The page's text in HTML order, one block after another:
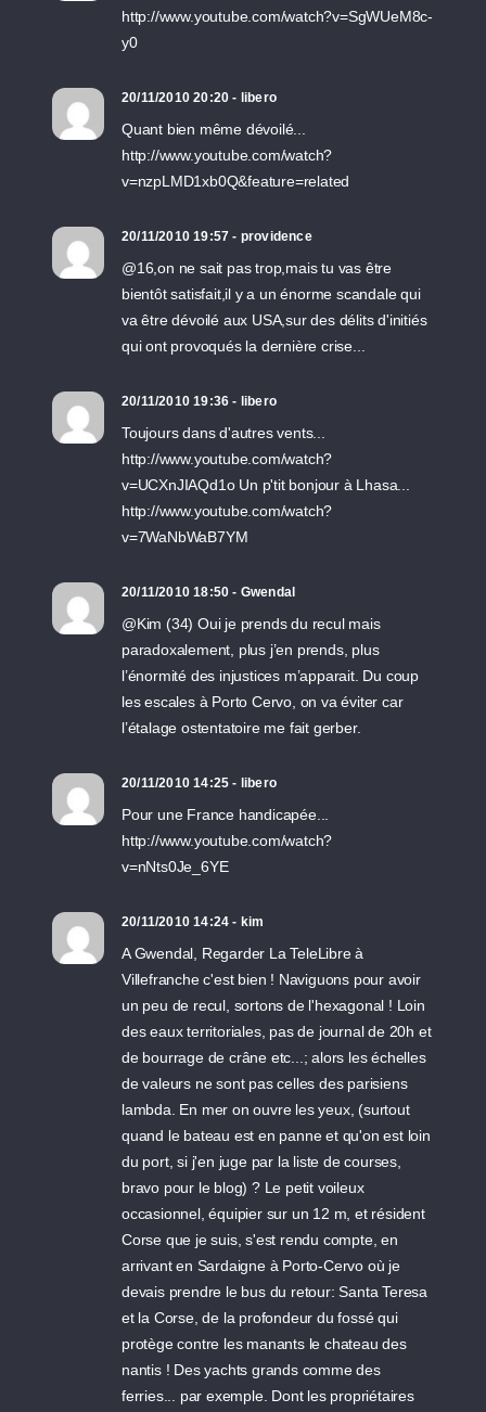
http://www.youtube.com/watch?v=SgWUeM8c-
y0
20/11/2010 20:20 - libero
Quant bien même dévoilé...
http://www.youtube.com/watch?
v=nzpLMD1xb0Q&feature=related
20/11/2010 19:57 - providence
@16,on ne sait pas trop,mais tu vas être
bientôt satisfait,il y a un énorme scandale qui
va être dévoilé aux USA,sur des délits d'initiés
qui ont provoqués la dernière crise...
20/11/2010 19:36 - libero
Toujours dans d'autres vents...
http://www.youtube.com/watch?
v=UCXnJIAQd1o Un p'tit bonjour à Lhasa...
http://www.youtube.com/watch?
v=7WaNbWaB7YM
20/11/2010 18:50 - Gwendal
@Kim (34) Oui je prends du recul mais
paradoxalement, plus j’en prends, plus
l’énormité des injustices m’apparait. Du coup
les escales à Porto Cervo, on va éviter car
l’étalage ostentatoire me fait gerber.
20/11/2010 14:25 - libero
Pour une France handicapée...
http://www.youtube.com/watch?
v=nNts0Je_6YE
20/11/2010 14:24 - kim
A Gwendal, Regarder La TeleLibre à
Villefranche c'est bien ! Naviguons pour avoir
un peu de recul, sortons de l'hexagonal ! Loin
des eaux territoriales, pas de journal de 20h et
de bourrage de crâne etc...; alors les échelles
de valeurs ne sont pas celles des parisiens
lambda. En mer on ouvre les yeux, (surtout
quand le bateau est en panne et qu'on est loin
du port, si j'en juge par la liste de courses,
bravo pour le blog) ? Le petit voileux
occasionnel, équipier sur un 12 m, et résident
Corse que je suis, s'est rendu compte, en
arrivant en Sardaigne à Porto-Cervo où je
devais prendre le bus du retour: Santa Teresa
et la Corse, de la profondeur du fossé qui
protège contre les manants le chateau des
nantis ! Des yachts grands comme des
ferries... par exemple. Dont les propriétaires